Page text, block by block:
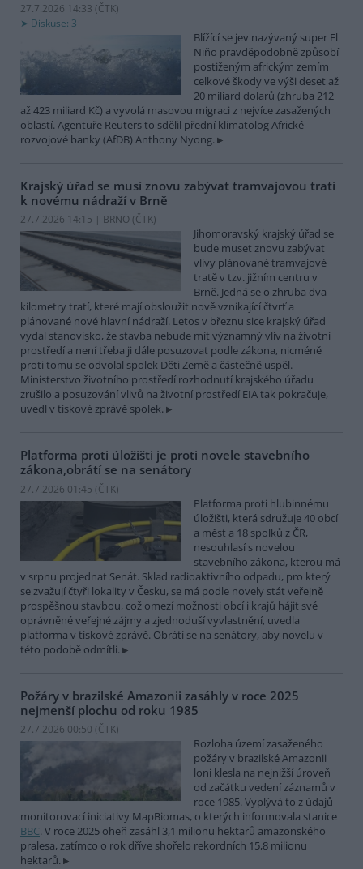
27.7.2026 14:33 (ČTK)
Diskuse: 3
Blížící se jev nazývaný super El
Niňo pravděpodobně způsobí
postiženým africkým zemím
celkové škody ve výši deset až
20 miliard dolarů (zhruba 212
až 423 miliard Kč) a vyvolá masovou migraci z nejvíce zasažených
oblastí. Agentuře Reuters to sdělil přední klimatolog Africké
rozvojové banky (AfDB) Anthony Nyong.
Krajský úřad se musí znovu zabývat tramvajovou tratí
k novému nádraží v Brně
27.7.2026 14:15 | BRNO (ČTK)
Jihomoravský krajský úřad se
bude muset znovu zabývat
vlivy plánované tramvajové
tratě v tzv. jižním centru v
Brně. Jedná se o zhruba dva
kilometry tratí, které mají obsloužit nově vznikající čtvrť a
plánované nové hlavní nádraží. Letos v březnu sice krajský úřad
vydal stanovisko, že stavba nebude mít významný vliv na životní
prostředí a není třeba ji dále posuzovat podle zákona, nicméně
proti tomu se odvolal spolek Děti Země a částečně uspěl.
Ministerstvo životního prostředí rozhodnutí krajského úřadu
zrušilo a posuzování vlivů na životní prostředí EIA tak pokračuje,
uvedl v tiskové zprávě spolek.
Platforma proti úložišti je proti novele stavebního
zákona,obrátí se na senátory
27.7.2026 01:45 (ČTK)
Platforma proti hlubinnému
úložišti, která sdružuje 40 obcí
a měst a 18 spolků z ČR,
nesouhlasí s novelou
stavebního zákona, kterou má
v srpnu projednat Senát. Sklad radioaktivního odpadu, pro který
se zvažují čtyři lokality v Česku, se má podle novely stát veřejně
prospěšnou stavbou, což omezí možnosti obcí i krajů hájit své
oprávněné veřejné zájmy a zjednoduší vyvlastnění, uvedla
platforma v tiskové zprávě. Obrátí se na senátory, aby novelu v
této podobě odmítli.
Požáry v brazilské Amazonii zasáhly v roce 2025
nejmenší plochu od roku 1985
27.7.2026 00:50 (ČTK)
Rozloha území zasaženého
požáry v brazilské Amazonii
loni klesla na nejnižší úroveň
od začátku vedení záznamů v
roce 1985. Vyplývá to z údajů
monitorovací iniciativy MapBiomas, o kterých informovala stanice
BBC. V roce 2025 oheň zasáhl 3,1 milionu hektarů amazonského
pralesa, zatímco o rok dříve shořelo rekordních 15,8 milionu
hektarů.